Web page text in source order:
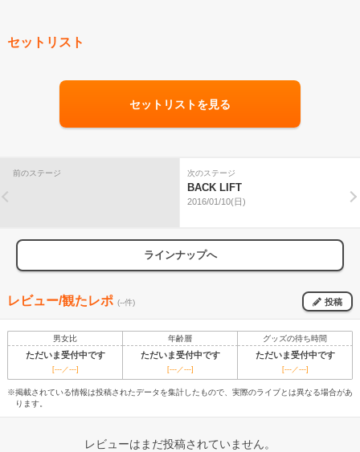
セットリスト
セットリストを見る
前のステージ 次のステージ
BACK LIFT
2016/01/10(日)
ラインナップへ
レビュー/観たレポ (--件) 投稿
男女比 年齢層 グッズの待ち時間
ただいま受付中です ただいま受付中です ただいま受付中です
[---／---] [---／---] [---／---]
※掲載されている情報は投稿されたデータを集計したもので、実際のライブとは異なる場合があ
ります。
レビューはまだ投稿されていません。